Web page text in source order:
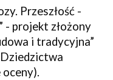
Przeszłość -
- projekt złożony
i tradycyjna”